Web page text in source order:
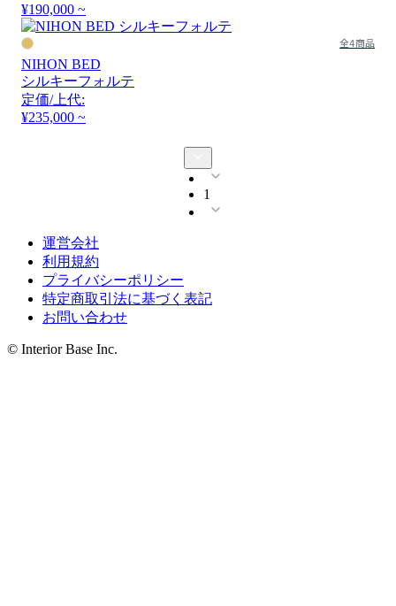
¥190,000 ~
全4商品
NIHON BED
シルキーフォルテ
定価/上代:
¥235,000 ~
1
運営会社
利用規約
プライバシーポリシー
特定商取引法に基づく表記
お問い合わせ
© Interior Base Inc.